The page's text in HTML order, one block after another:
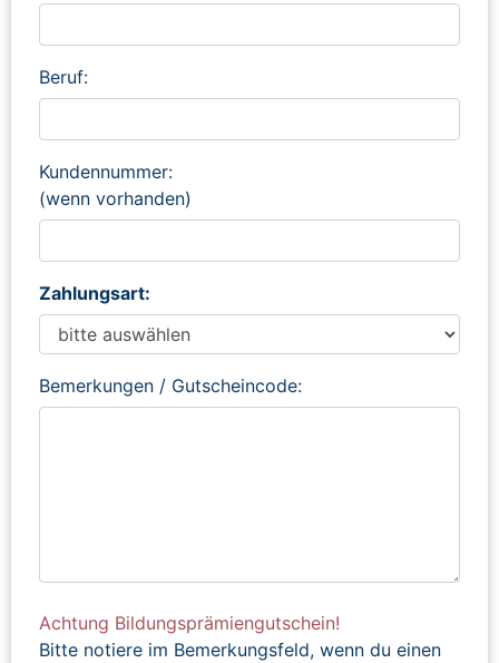
Beruf:
Kundennummer:
(wenn vorhanden)
Zahlungsart:
Bemerkungen / Gutscheincode:
Achtung Bildungsprämiengutschein!
Bitte notiere im Bemerkungsfeld, wenn du einen